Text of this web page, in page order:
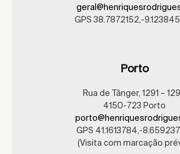
GPS 38.7872152,-
Porto
Rua de Tânger, 1291 –
4150-723 Porto
GPS 41.1613784,-
(Visita com marcação